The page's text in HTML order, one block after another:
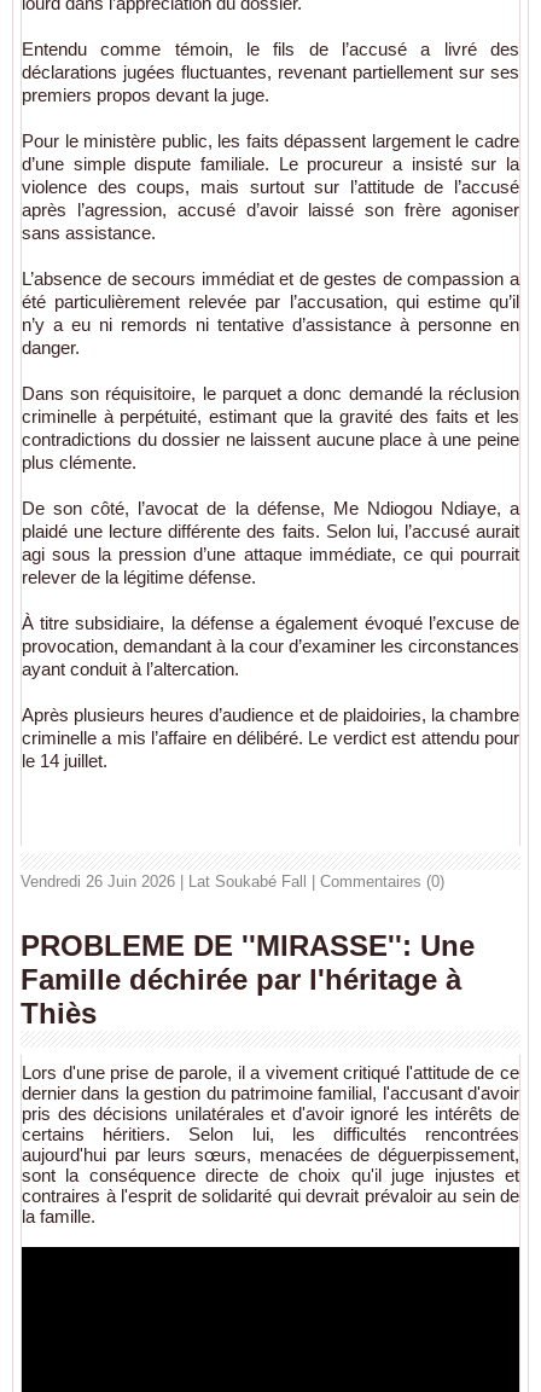
Entendu comme témoin, le fils de l’accusé a livré des
déclarations jugées fluctuantes, revenant partiellement sur ses
premiers propos devant la juge.
Pour le ministère public, les faits dépassent largement le cadre
d’une simple dispute familiale. Le procureur a insisté sur la
violence des coups, mais surtout sur l’attitude de l’accusé
après l’agression, accusé d’avoir laissé son frère agoniser
sans assistance.
L’absence de secours immédiat et de gestes de compassion a
été particulièrement relevée par l’accusation, qui estime qu’il
n’y a eu ni remords ni tentative d’assistance à personne en
danger.
Dans son réquisitoire, le parquet a donc demandé la réclusion
criminelle à perpétuité, estimant que la gravité des faits et les
contradictions du dossier ne laissent aucune place à une peine
plus clémente.
De son côté, l’avocat de la défense, Me Ndiogou Ndiaye, a
plaidé une lecture différente des faits. Selon lui, l’accusé aurait
agi sous la pression d’une attaque immédiate, ce qui pourrait
relever de la légitime défense.
À titre subsidiaire, la défense a également évoqué l’excuse de
provocation, demandant à la cour d’examiner les circonstances
ayant conduit à l’altercation.
Après plusieurs heures d’audience et de plaidoiries, la chambre
criminelle a mis l’affaire en délibéré. Le verdict est attendu pour
le 14 juillet.
Vendredi 26 Juin 2026 | Lat Soukabé Fall Commentaires (0)
PROBLEME DE ''MIRASSE'': Une
Famille déchirée par l'héritage à
Thiès
Lors d'une prise de parole, il a vivement critiqué l'attitude de ce
dernier dans la gestion du patrimoine familial, l'accusant d'avoir
pris des décisions unilatérales et d'avoir ignoré les intérêts de
certains héritiers. Selon lui, les difficultés rencontrées
aujourd'hui par leurs sœurs, menacées de déguerpissement,
sont la conséquence directe de choix qu'il juge injustes et
contraires à l'esprit de solidarité qui devrait prévaloir au sein de
la famille.